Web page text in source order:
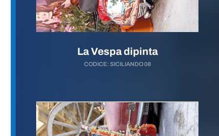
La Vespa dipinta
CODICE: SICILIANDO 08